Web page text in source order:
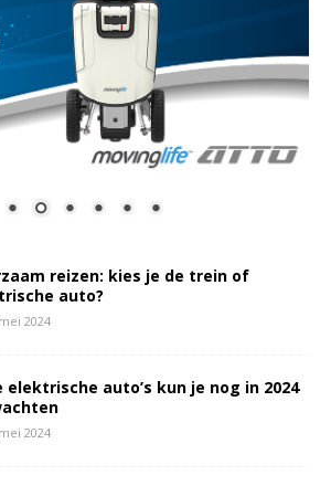
reizen: kies je de trein of
auto?
2024
elektrische auto’s kun je nog in 2024
2024